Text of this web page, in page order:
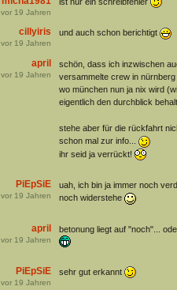
vor 19 Jahren
cillyiris
vor 19 Jahren
und auch schon berichtigt
april
vor 19 Jahren
schön, dass ich inzwischen
versammelte crew in
wo münchen nun ja nix wird
eigentlich den durchblick
stehe aber für die rückfahrt
schon mal zur info...
ihr seid ja verrückt!
PiEpSiE
vor 19 Jahren
uah, ich bin ja immer noch
noch widerstehe
april
vor 19 Jahren
betonung liegt auf "noch"...
PiEpSiE
vor 19 Jahren
sehr gut erkannt